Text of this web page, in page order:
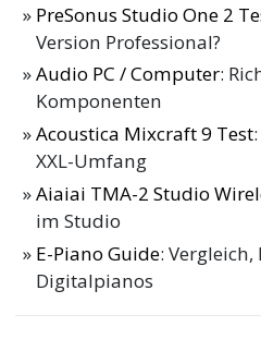
PreSonus Studio One 2
Version Professional?
Audio PC / Computer:
Komponenten
Acoustica Mixcraft 9 Test
XXL-Umfang
Aiaiai TMA-2 Studio
im Studio
E-Piano Guide: Vergleich,
Digitalpianos